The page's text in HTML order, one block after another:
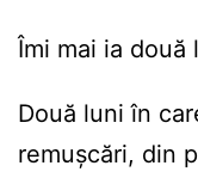
Îmi mai ia două
Două luni în
remușcări, din